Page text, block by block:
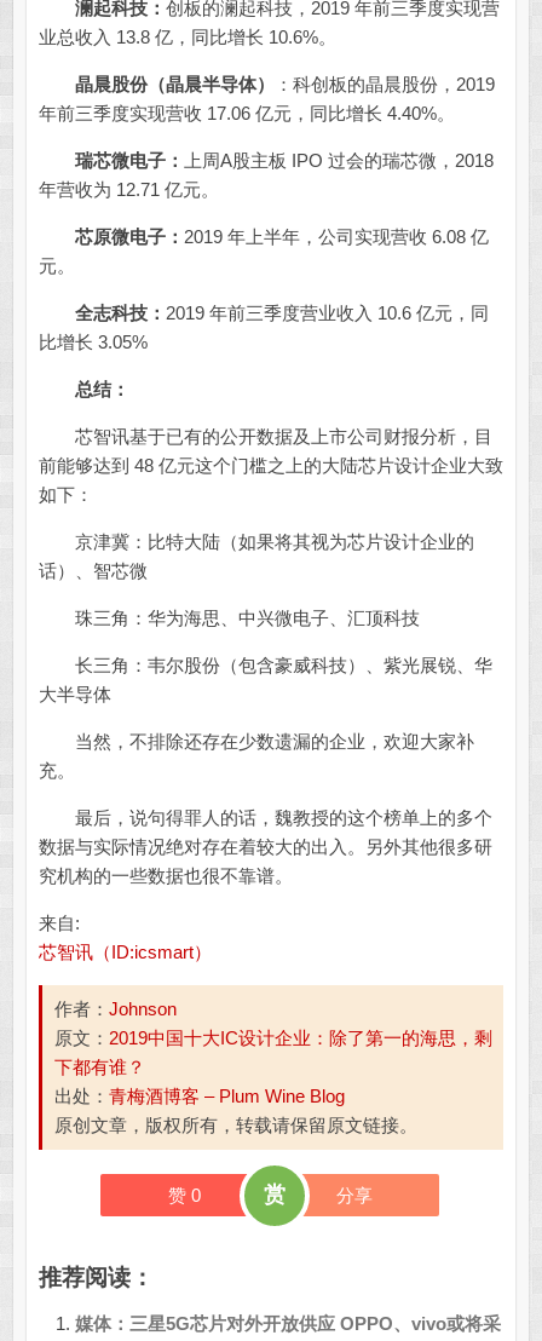
澜起科技： 创板的澜起科技，2019 年前三季度实现营
业总收入 13.8 亿，同比增长 10.6%。
晶晨股份（晶晨半导体）
：科创板的晶晨股份，2019
年前三季度实现营收 17.06 亿元，同比增长 4.40%。
瑞芯微电子：
上周A股主板 IPO 过会的瑞芯微，2018
年营收为 12.71 亿元。
芯原微电子： 2019 年上半年，公司实现营收 6.08 亿
元。
全志科技： 2019 年前三季度营业收入 10.6 亿元，同
比增长 3.05%
总结：
芯智讯基于已有的公开数据及上市公司财报分析，目
前能够达到 48 亿元这个门槛之上的大陆芯片设计企业大致
如下：
京津冀：比特大陆（如果将其视为芯片设计企业的
话）、智芯微
珠三角：华为海思、中兴微电子、汇顶科技
长三角：韦尔股份（包含豪威科技）、紫光展锐、华
大半导体
当然，不排除还存在少数遗漏的企业，欢迎大家补
充。
最后，说句得罪人的话，魏教授的这个榜单上的多个
数据与实际情况绝对存在着较大的出入。另外其他很多研
究机构的一些数据也很不靠谱。
来自:
芯智讯（ID:icsmart）
作者： Johnson
原文： 2019中国十大IC设计企业：除了第一的海思，剩
下都有谁？
出处： 青梅酒博客 – Plum Wine Blog
原创文章，版权所有，转载请保留原文链接。
赞 0 赏 分享
推荐阅读：
媒体：三星5G芯片对外开放供应 OPPO、vivo或将采